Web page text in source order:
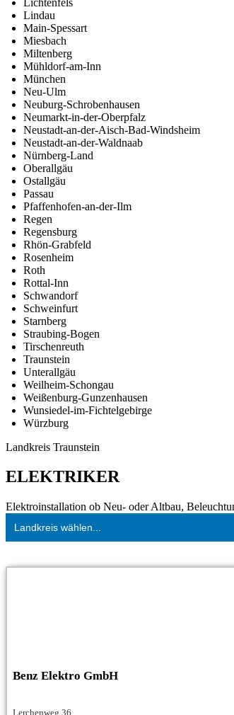
Lindau
Main-Spessart
Miesbach
Miltenberg
Mühldorf-am-Inn
München
Neu-Ulm
Neuburg-Schrobenhausen
Neumarkt-in-der-Oberpfalz
Neustadt-an-der-Aisch-Bad-Windsheim
Neustadt-an-der-Waldnaab
Nürnberg-Land
Oberallgäu
Ostallgäu
Passau
Pfaffenhofen-an-der-Ilm
Regen
Regensburg
Rhön-Grabfeld
Rosenheim
Roth
Rottal-Inn
Schwandorf
Schweinfurt
Starnberg
Straubing-Bogen
Tirschenreuth
Traunstein
Unterallgäu
Weilheim-Schongau
Weißenburg-Gunzenhausen
Wunsiedel-im-Fichtelgebirge
Würzburg
Landkreis Traunstein
ELEKTRIKER
Elektroinstallation ob Neu- oder Altbau,
Landkreis wählen...
Benz Elektro GmbH
Lerchenweg 36